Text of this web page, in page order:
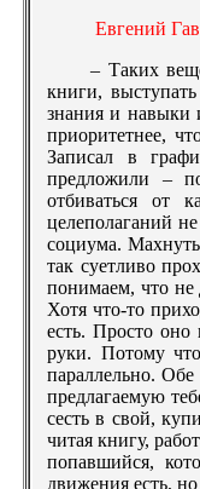
Евгений
– Таких
книги,
знания и навыки
приоритетнее,
Записал в
предложили –
отбиваться от
целеполаганий
социума.
так суетливо
понимаем, что не
Хотя что-то
есть. Просто оно
руки. Потому
параллельно.
предлагаемую
сесть в свой,
читая книгу,
попавшийся,
движения есть,